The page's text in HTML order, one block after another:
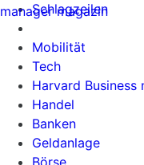
Schlagzeilen
Mobilität
Tech
Harvard Business
Handel
Banken
Geldanlage
Börse
manager magazin